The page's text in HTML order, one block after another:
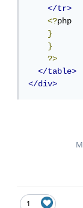
</tr>
<?php
}
}
?>
</table>
</div>
1